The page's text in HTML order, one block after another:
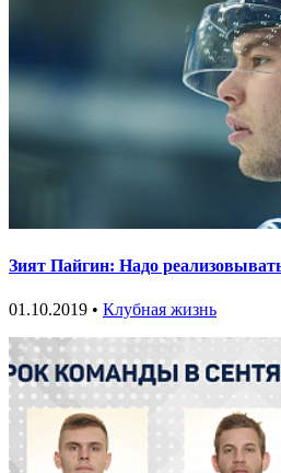
Зият Пайгин: Надо
01.10.2019 • Клубная жизнь